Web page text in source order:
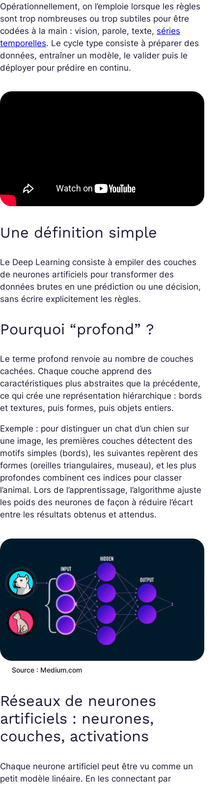
Opérationnellement, on l’emploie lorsque les règles
sont trop nombreuses ou trop subtiles pour être
codées à la main : vision, parole, texte, séries
temporelles. Le cycle type consiste à préparer des
données, entraîner un modèle, le valider puis le
déployer pour prédire en continu.
Une définition simple
Le Deep Learning consiste à empiler des couches
de neurones artificiels pour transformer des
données brutes en une prédiction ou une décision,
sans écrire explicitement les règles.
Pourquoi “profond” ?
Le terme profond renvoie au nombre de couches
cachées. Chaque couche apprend des
caractéristiques plus abstraites que la précédente,
ce qui crée une représentation hiérarchique : bords
et textures, puis formes, puis objets entiers.
Exemple : pour distinguer un chat d’un chien sur
une image, les premières couches détectent des
motifs simples (bords), les suivantes repèrent des
formes (oreilles triangulaires, museau), et les plus
profondes combinent ces indices pour classer
l’animal. Lors de l’apprentissage, l’algorithme ajuste
les poids des neurones de façon à réduire l’écart
entre les résultats obtenus et attendus.
Source : Medium.com
Réseaux de neurones
artificiels : neurones,
couches, activations
Chaque neurone artificiel peut être vu comme un
petit modèle linéaire. En les connectant par